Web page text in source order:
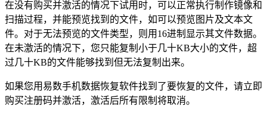
在没有购买并激活的情况下试用时，可以正常执行制作镜像和
扫描过程，并能预览找到的文件，如可以预览图片及文本文
件。对于无法预览的文件类型，则用16进制显示其文件数据。
在未激活的情况下，您只能复制小于几十KB大小的文件，超
过几十KB的文件能够找到但无法复制出来。
如果您用易数手机数据恢复软件找到了要恢复的文件，请立即
购买注册码并激活，激活后所有限制将取消。